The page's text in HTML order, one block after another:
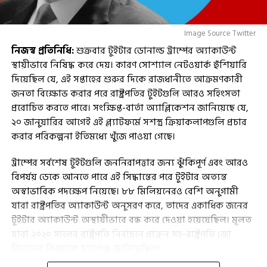
Image Source Twitter
নিজস্ব প্রতিনিধি:শুক্রবার টুইটার ডোনাল্ড ট্রাম্পের অ্যাকাউন্ট
স্থায়ীভাবে নিষিদ্ধ করে দেয়। কারণ সোশ্যাল নেটওয়ার্ক হুঁশিয়ারি
দিয়েছিল যে, এই সপ্তাহের শুরুর দিকে রাজধানীতে আক্রমণকারী
জনতা বিক্ষোভ করার পরে রাষ্ট্রপতির টুইটগুলি আরও সহিংসতা
প্ররোচিত করতে পারে। সংক্ষিপ্ত-বার্তা অ্যাপ্লিকেশন জানিয়েছে যে,
২০ জানুয়ারির আগেই এই প্ল্যাটফর্মে সশস্ত্র ক্রিয়াকলাপগুলি প্রচার
করার পরিকল্পনা ইতিমধ্যে খুঁজে পাওয়া গেছে।
ট্রাম্পের সর্বশেষ টুইটগুলি জননিরাপত্তার জন্য ঝুঁকিপূর্ণ এবং আরও
বিপর্যয় ডেকে আনতে পারে এই সিদ্ধান্তের পরে টুইটার অত্যন্ত
অস্বাভাবিক পদক্ষেপ নিয়েছে। ৮৮ মিলিয়নেরও বেশি অনুগামী
যারা রাষ্ট্রপতির অ্যাকাউন্ট অনুসরণ করে, তাদের একাধিক জনের
টুইটার অ্যাকাউন্ট অস্থায়ীভাবে বন্ধ করে দেওয়া হয়েয়েছিল। মূলত
যারা ২০২০ সালের রাষ্ট্রপতি নির্বাচনে প্রাক্তন সহ-রাষ্ট্রপতি জো